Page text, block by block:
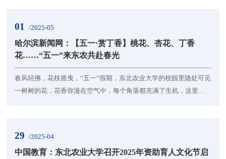
科学守护大国粮仓，让黑土焕发生态文明活力，她...
01 /2025-05
哈尔滨新闻网：【五一·赏丁香】桃花、杏花、丁香
花……“五一”来东农共赴春光
春风轻拂，花枝摇曳，“五一”假期，东北农业大学的校园里随处可见
一树树的花，花香弥漫在空气中，每个角落都充满了生机，这里的
的草地也换上了绿色的新衣，阳光下的草地像是铺...
29 /2025-04
中国教育：东北农业大学召开2025年资助育人文化节启